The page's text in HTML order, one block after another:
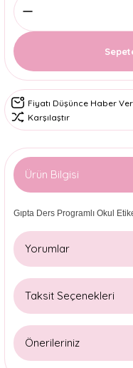
Fiyatı Düşünce Haber Ver
Karşılaştır
Ürün Bilgisi
Gıpta Ders Programlı Okul
Yorumlar
Taksit Seçenekleri
Önerileriniz